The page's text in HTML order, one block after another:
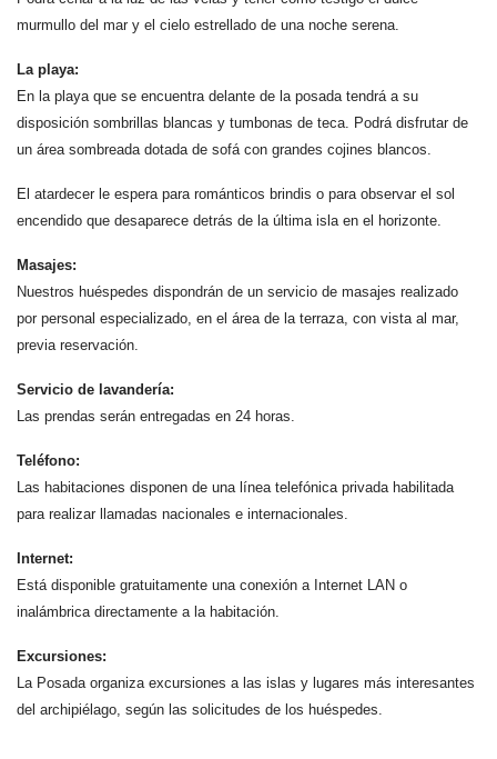
murmullo del mar y el cielo estrellado de una noche serena.
La playa:
En la playa que se encuentra delante de la posada tendrá a su
disposición sombrillas blancas y tumbonas de teca. Podrá disfrutar de
un área sombreada dotada de sofá con grandes cojines blancos.
El atardecer le espera para románticos brindis o para observar el sol
encendido que desaparece detrás de la última isla en el horizonte.
Masajes:
Nuestros huéspedes dispondrán de un servicio de masajes realizado
por personal especializado, en el área de la terraza, con vista al mar,
previa reservación.
Servicio de lavandería:
Las prendas serán entregadas en 24 horas.
Teléfono:
Las habitaciones disponen de una línea telefónica privada habilitada
para realizar llamadas nacionales e internacionales.
Internet:
Está disponible gratuitamente una conexión a Internet LAN o
inalámbrica directamente a la habitación.
Excursiones:
La Posada organiza excursiones a las islas y lugares más interesantes
del archipiélago, según las solicitudes de los huéspedes.